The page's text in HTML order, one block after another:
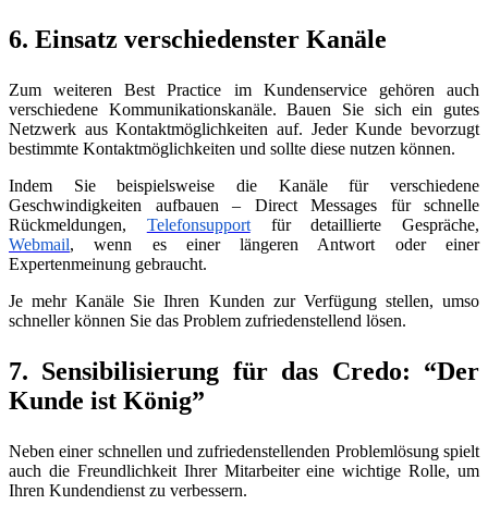
6. Einsatz verschiedenster Kanäle
Zum weiteren Best Practice im Kundenservice gehören auch
verschiedene Kommunikationskanäle. Bauen Sie sich ein gutes
Netzwerk aus Kontaktmöglichkeiten auf. Jeder Kunde bevorzugt
bestimmte Kontaktmöglichkeiten und sollte diese nutzen können.
Indem Sie beispielsweise die Kanäle für verschiedene
Geschwindigkeiten aufbauen – Direct Messages für schnelle
Rückmeldungen, Telefonsupportfür detaillierte Gespräche,
Webmail, wenn es einer längeren Antwort oder einer
Expertenmeinung gebraucht.
Je mehr Kanäle Sie Ihren Kunden zur Verfügung stellen, umso
schneller können Sie das Problem zufriedenstellend lösen.
7. Sensibilisierung für das Credo: “Der
Kunde ist König”
Neben einer schnellen und zufriedenstellenden Problemlösung spielt
auch die Freundlichkeit Ihrer Mitarbeiter eine wichtige Rolle, um
Ihren Kundendienst zu verbessern.